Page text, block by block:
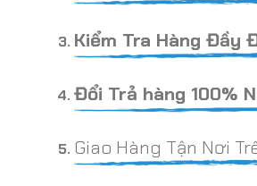
Kiểm Tra Hàng Đầy
Đổi Trả hàng 100%
Giao Hàng Tận Nơi